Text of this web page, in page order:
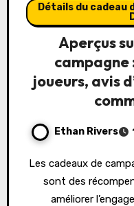
Détails du cadeau
Aperçus
campagne
joueurs, avis
Ethan Rivers
Les cadeaux de campagne dans Yu-Gi-Oh! Duel Links
sont des
améliorer